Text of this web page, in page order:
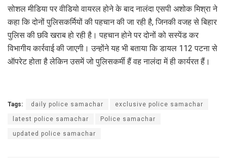
सोशल मीडिया पर वीडियो वायरल होने के बाद नालंदा एसपी अशोक मिश्रा ने
कहा कि दोनों पुलिसकर्मियों की पहचान की जा रही है, जिनकी वजह से बिहार
पुलिस की छवि खराब हो रही है। पहचान होने पर दोनों को सस्पेंड कर
विभागीय कार्रवाई की जाएगी। उन्होंने यह भी बताया कि डायल 112 पटना से
ऑपरेट होता है लेकिन उसमें जो पुलिसकर्मी हैं वह नालंदा में ही कार्यरत हैं।
Tags: daily police samachar exclusive police samachar
latest police samachar Police samachar
updated police samachar